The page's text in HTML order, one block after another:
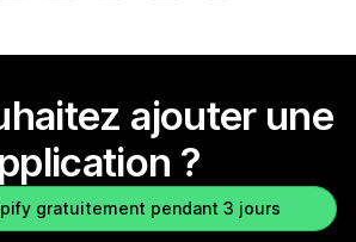
ajouter une
?
gratuitement pendant 3 jours